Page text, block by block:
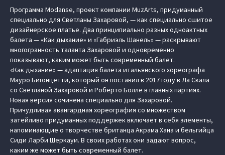
Программа Modanse, проект компании MuzArts, придуманный
специально для Светланы Захаровой, — как специально сшитое
дизайнерское платье. Два принципиально разных одноактных
балета — «Как дыхание» и «Габриэль Шанель» — раскрывают
многогранность таланта Захаровой и одновременно
показывают, каким может быть современный балет.
«Как дыхание» — адаптация балета итальянского хореографа
Мауро Бигонцетти, который он поставил в 2017 году в Ла Скала
со Светланой Захаровой и Роберто Болле в главных партиях.
Новая версия сочинена специально для Захаровой.
Причудливая авангардная хореография со множеством
затейливо придуманных поддержек включает в себя элементы,
напоминающие о творчестве британца Акрама Хана и бельгийца
Сиди Ларби Шеркауи. В своих работах они задают вопрос,
каким же может быть современный балет.